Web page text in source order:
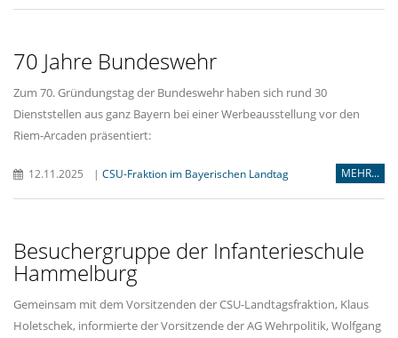
70 Jahre Bundeswehr
Zum 70. Gründungstag der Bundeswehr haben sich rund 30
Dienststellen aus ganz Bayern bei einer Werbeausstellung vor den
Riem-Arcaden präsentiert:
12.11.2025 | CSU-Fraktion im Bayerischen Landtag MEHR...
Besuchergruppe der Infanterieschule
Hammelburg
Gemeinsam mit dem Vorsitzenden der CSU-Landtagsfraktion, Klaus
Holetschek, informierte der Vorsitzende der AG Wehrpolitik, Wolfgang